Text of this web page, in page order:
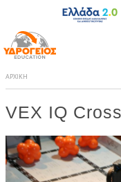
ΑΡΧΙΚΗ
VEX IQ